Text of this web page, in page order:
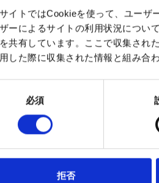
イトではCookieを使って、ユーザ
ーによるサイトの利用状況につい
共有しています。ここで収集され
した際に収集された情報と組み合
必須
拒否
形外科部長 兼 リハ
科部長
防するためにも
専門医に相談